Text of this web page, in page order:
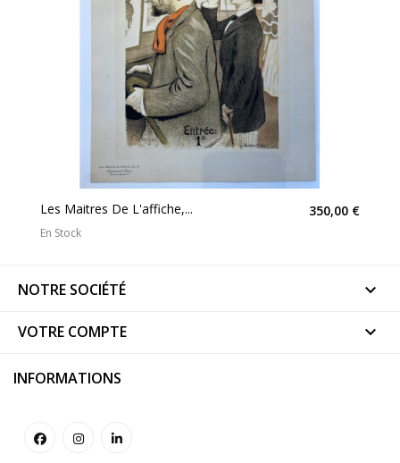
Les Maitres De L'affiche,... 350,00 €
En Stock
NOTRE SOCIÉTÉ 
VOTRE COMPTE 
INFORMATIONS